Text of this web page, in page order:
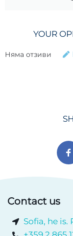
YOUR
Няма отзиви
Contact us
Sofia, he is.